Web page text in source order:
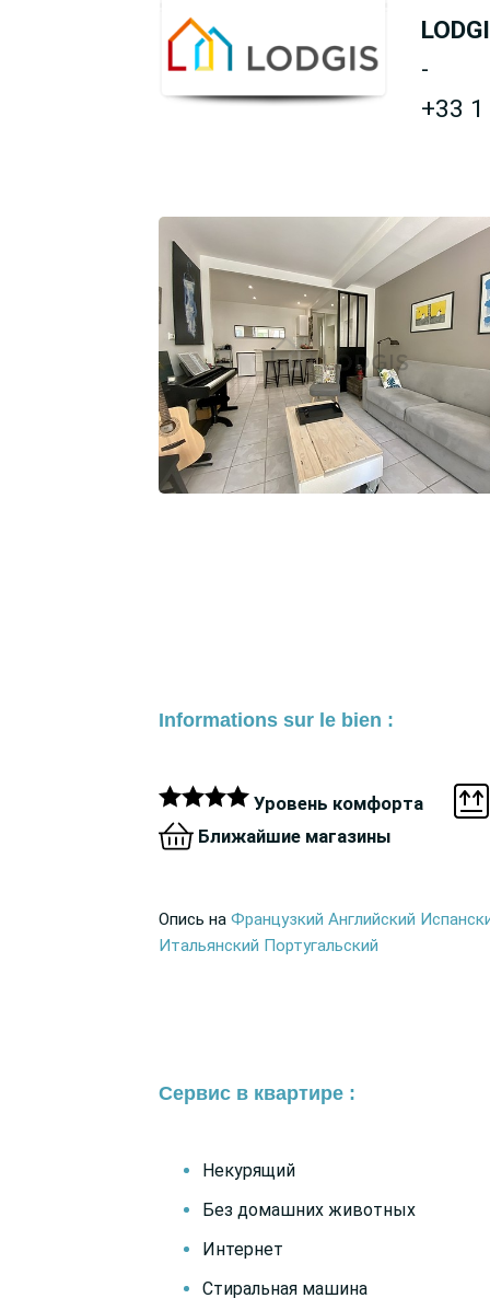
-
+33
Informations sur le bien :
Уровень комфорта
Ближайшие магазины
Опись на Французкий Английский
Итальянский Португальский
Сервис в квартире :
Некурящий
Без домашних животных
Интернет
Стиральная машина